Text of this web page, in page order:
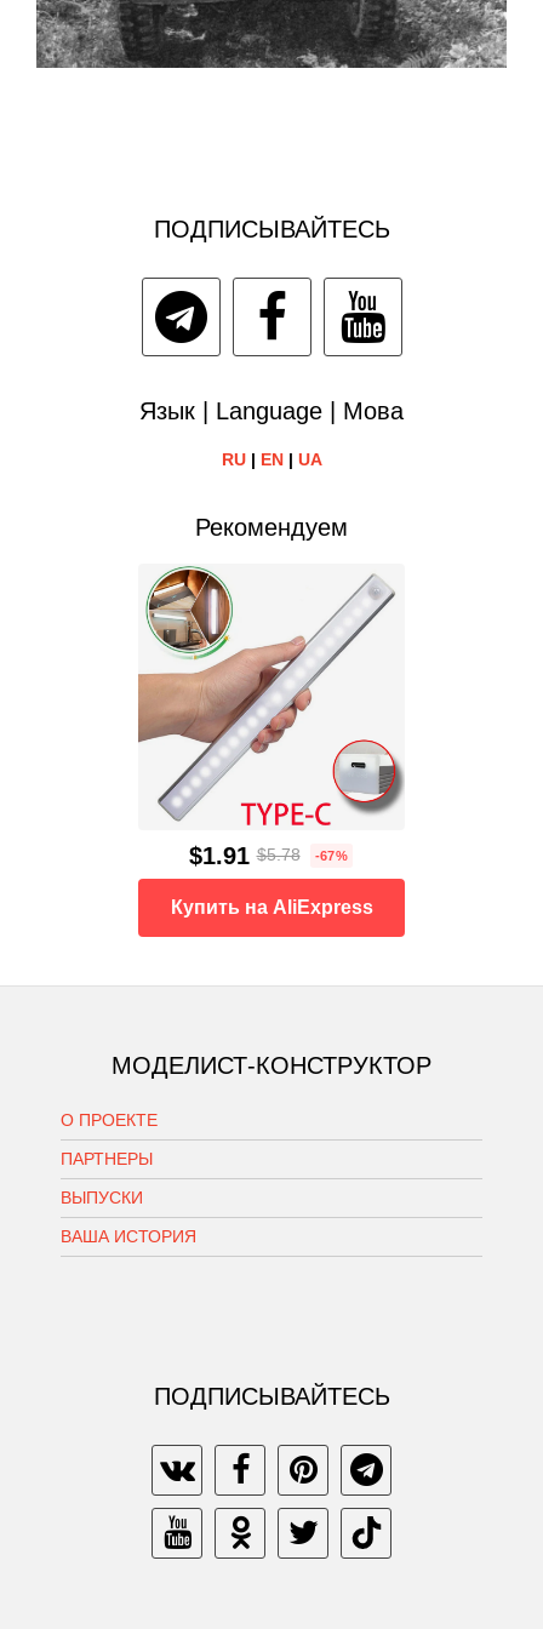
ПОДПИСЫВАЙТЕСЬ
Язык | Language | Мова
RU| EN| UA
Рекомендуем
$1.91 $5.78 -67%
Купить на AliExpress
МОДЕЛИСТ-КОНСТРУКТОР
О ПРОЕКТЕ
ПАРТНЕРЫ
ВЫПУСКИ
ВАША ИСТОРИЯ
ПОДПИСЫВАЙТЕСЬ